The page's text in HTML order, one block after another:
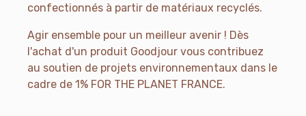
confectionnés à partir de matériaux recyclés.
Agir ensemble pour un meilleur avenir ! Dès
l'achat d'un produit Goodjour vous contribuez
au soutien de projets environnementaux dans le
cadre de 1% FOR THE PLANET FRANCE.